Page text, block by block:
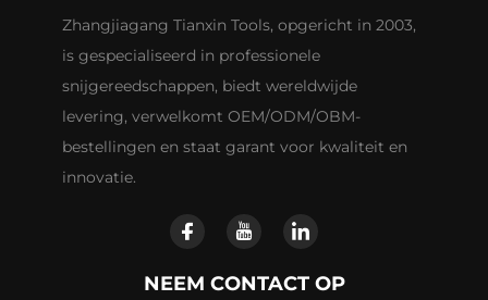
Zhangjiagang Tianxin Tools, opgericht in 2003,
is gespecialiseerd in professionele
snijgereedschappen, biedt wereldwijde
levering, verwelkomt OEM/ODM/OBM-
bestellingen en staat garant voor kwaliteit en
innovatie.
NEEM CONTACT OP